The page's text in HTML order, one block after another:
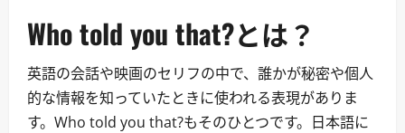
Who told you that?とは？
英語の会話や映画のセリフの中で、誰かが秘密や個人
的な情報を知っていたときに使われる表現がありま
す。Who told you that?もそのひとつです。日本語に